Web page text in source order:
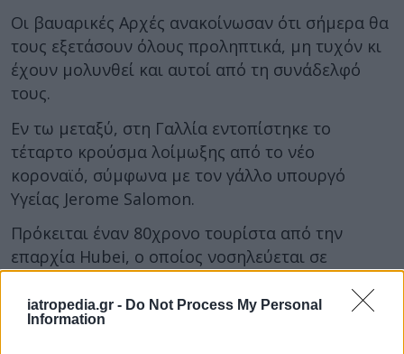
iatropedia.gr - Do Not Process My Personal
Information
Οι βαυαρικές Αρχές ανακοίνωσαν ότι σήμερα θα
τους εξετάσουν όλους προληπτικά, μη τυχόν κι
έχουν μολυνθεί και αυτοί από τη συνάδελφό
τους.
Εν τω μεταξύ, στη Γαλλία εντοπίστηκε το
τέταρτο κρούσμα λοίμωξης από το νέο
κοροναϊό, σύμφωνα με τον γάλλο υπουργό
Υγείας Jerome Salomon.
Πρόκειται έναν 80χρονο τουρίστα από την
επαρχία Hubei, ο οποίος νοσηλεύεται σε
σοβαρή», είπε ο κ. Salomon.